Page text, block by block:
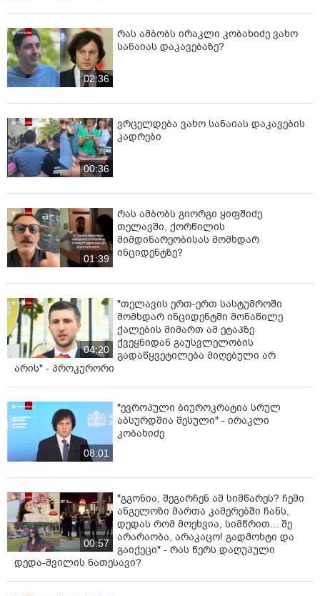
02:36
რას ამბობს ირაკლი კობახიძე ვახო
სანაიას დაკავებაზე?
00:36
ვრცელდება ვახო სანაიას დაკავების
კადრები
01:39
რას ამბობს გიორგი ყიფშიძე
თელავში, ქორწილის
მიმდინარეობისას მომხდარ
ინციდენტზე?
04:20
"თელავის ერთ-ერთ სასტუმროში
მომხდარ ინციდენტში მონაწილე
ქალების მიმართ ამ ეტაპზე
ქვეყნიდან გაუსვლელობის
გადაწყვეტილება მიღებული არ
არის" - პროკურორი
08:01
"ევროპული ბიუროკრატია სრულ
აბსურდშია შესული" - ირაკლი
კობახიძე
00:57
"გგონია, შეგარჩენ ამ სიმწარეს? ჩემი
ანგელოზი მართა კამერებში ჩანს,
დედას რომ მოეხვია, სიმწრით... შე
არარაობა, არაკაცო! გადმოხტი და
გაიქეცი" - რას წერს დაღუპული
დედა-შვილის ნათესავი?